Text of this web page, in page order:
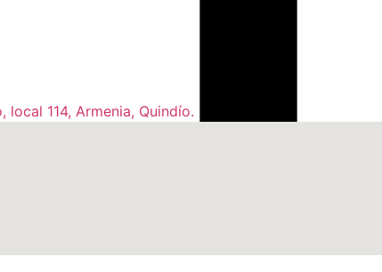
114, Armenia, Quindío.